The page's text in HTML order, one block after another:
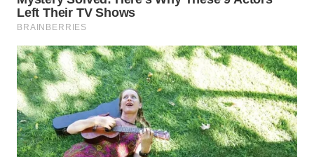
WN
MAJALENGKA
WN
SUBANG
WN
SUKABUMI